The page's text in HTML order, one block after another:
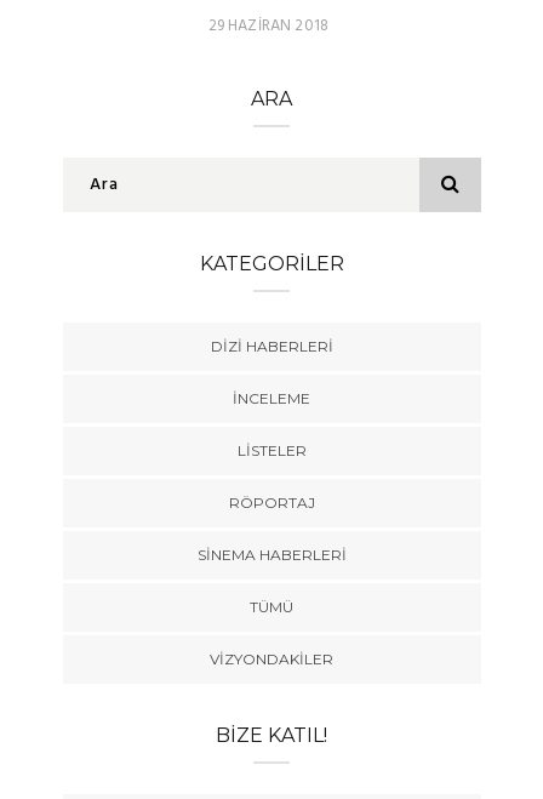
29 HAZIRAN 2018
ARA
KATEGORILER
DIZI HABERLERI
İNCELEME
LISTELER
RÖPORTAJ
SINEMA HABERLERI
TÜMÜ
VIZYONDAKILER
BIZE KATIL!